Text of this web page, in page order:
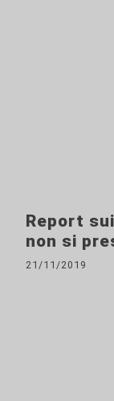
Report
non si
21/11/2019